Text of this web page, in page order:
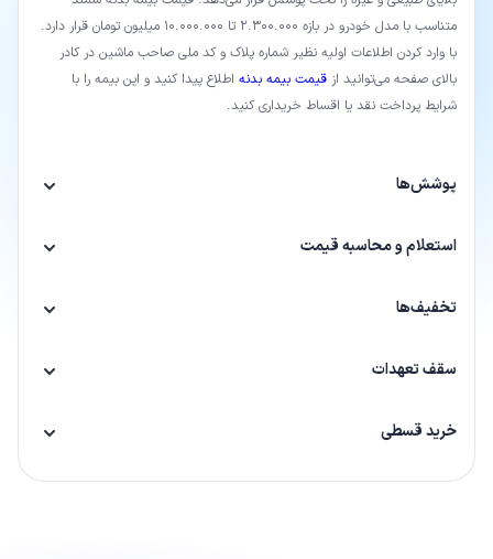
متناسب با مدل خودرو در بازه 2.300.000 تا 10.000.000 میلیون تومان قرار دارد.
با وارد کردن اطلاعات اولیه نظیر شماره پلاک و کد ملی صاحب ماشین در کادر
بالای صفحه می‌توانید از قیمت بیمه بدنه اطلاع پیدا کنید و این بیمه را با
شرایط پرداخت نقد یا اقساط خریداری کنید.
پوشش‌ها
استعلام و محاسبه قیمت
تخفیف‌ها
سقف تعهدات
خرید قسطی